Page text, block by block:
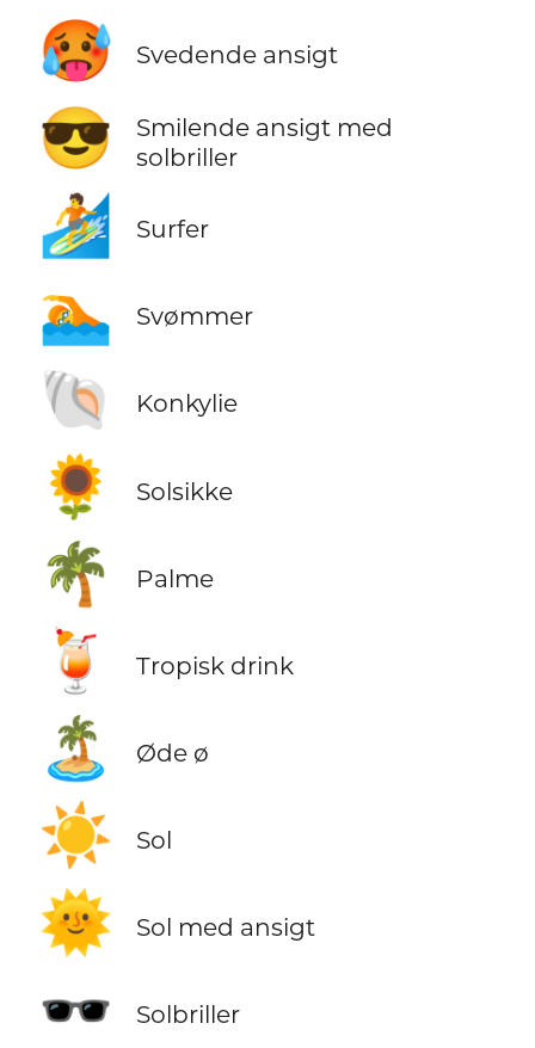
🥵 Svedende ansigt
😎
Smilende ansigt med
solbriller
🏄 Surfer
🏊 Svømmer
🐚 Konkylie
🌻 Solsikke
🌴 Palme
🍹 Tropisk drink
🏝️ Øde ø
☀️ Sol
🌞 Sol med ansigt
🕶️ Solbriller